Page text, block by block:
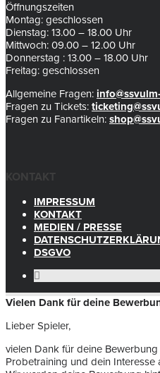
Öffnungszeiten
Montag: geschlossen
Dienstag: 13.00 – 18.00 Uhr
Mittwoch: 09.00 – 12.00 Uhr
Donnerstag : 13.00 – 18.00 Uhr
Freitag: geschlossen
Allgemeine Fragen:
Fragen zu Tickets:
Fragen zu Fanartikeln:
KONTAKT
IMPRESSUM
KONTAKT
MEDIEN / PRESSE
DSGVO
Vielen Dank für deine
Lieber Spieler,
vielen Dank für deine
Probetraining und dein Interesse